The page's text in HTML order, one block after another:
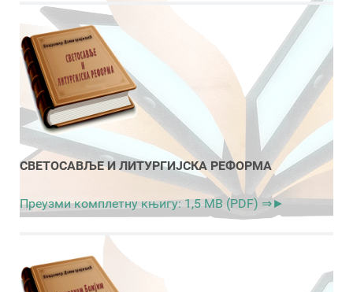
СВЕТОСАВЉЕ И ЛИТУРГИЈСКА РЕФОРМА
Преузми комплетну књигу: 1,5 MB (PDF) ⇒►